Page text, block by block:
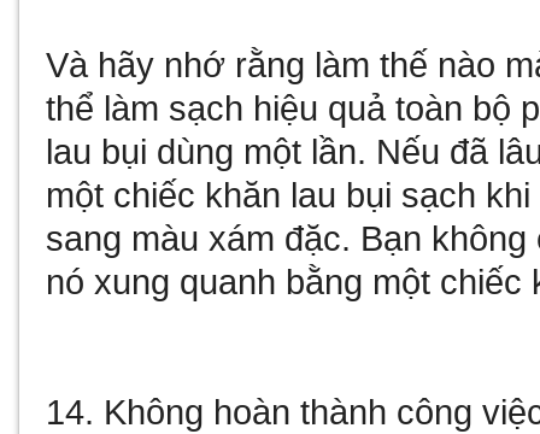
Và hãy nhớ rằng làm thế nào
thể làm sạch hiệu quả toàn bộ
lau bụi dùng một lần. Nếu đã
một chiếc khăn lau bụi sạch
sang màu xám đặc. Bạn
nó xung quanh bằng một chiếc
14. Không hoàn thành công